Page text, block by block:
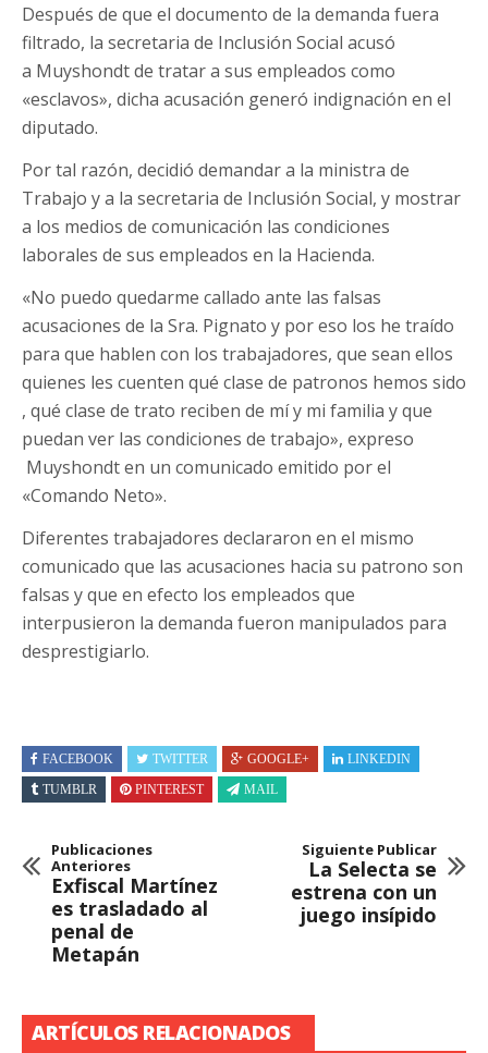
Después de que el documento de la demanda fuera
filtrado, la secretaria de Inclusión Social acusó
a Muyshondt de tratar a sus empleados como
«esclavos», dicha acusación generó indignación en el
diputado.
Por tal razón, decidió demandar a la ministra de
Trabajo y a la secretaria de Inclusión Social, y mostrar
a los medios de comunicación las condiciones
laborales de sus empleados en la Hacienda.
«No puedo quedarme callado ante las falsas
acusaciones de la Sra. Pignato y por eso los he traído
para que hablen con los trabajadores, que sean ellos
quienes les cuenten qué clase de patronos hemos sido
, qué clase de trato reciben de mí y mi familia y que
puedan ver las condiciones de trabajo», expreso
Muyshondt en un comunicado emitido por el
«Comando Neto».
Diferentes trabajadores declararon en el mismo
comunicado que las acusaciones hacia su patrono son
falsas y que en efecto los empleados que
interpusieron la demanda fueron manipulados para
desprestigiarlo.
FACEBOOK TWITTER GOOGLE+
LINKEDIN
TUMBLR
PINTEREST MAIL
Publicaciones
Anteriores
Exfiscal Martínez
es trasladado al
penal de
Metapán
Siguiente Publicar
La Selecta se
estrena con un
juego insípido
ARTÍCULOS RELACIONADOS